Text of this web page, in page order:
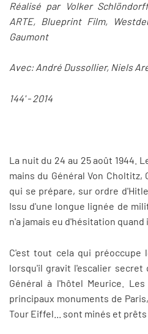
Réalisé par Volker
ARTE, Blueprint Film,
Gaumont
Avec: André Dussollier, Niels
144' - 2014
La nuit du 24 au 25 août 1944.
mains du Général Von Choltitz,
qui se prépare, sur ordre
Issu d'une longue lignée de
n'a jamais eu d'hésitation
C'est tout cela qui préoccupe
lorsqu'il gravit l'escalier
Général à l'hôtel Meurice.
principaux monuments de
Tour Eiffel... sont minés et prêts